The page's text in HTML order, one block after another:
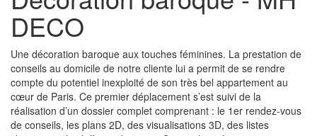
DECO
Une décoration baroque aux touches féminines. La prestation de
conseils au domicile de notre cliente lui a permit de se rendre
compte du potentiel inexploité de son très bel appartement au
cœur de Paris. Ce premier déplacement s’est suivi de la
réalisation d’un dossier complet comprenant : le 1er rendez-vous
de conseils, les plans 2D, des visualisations 3D, des listes